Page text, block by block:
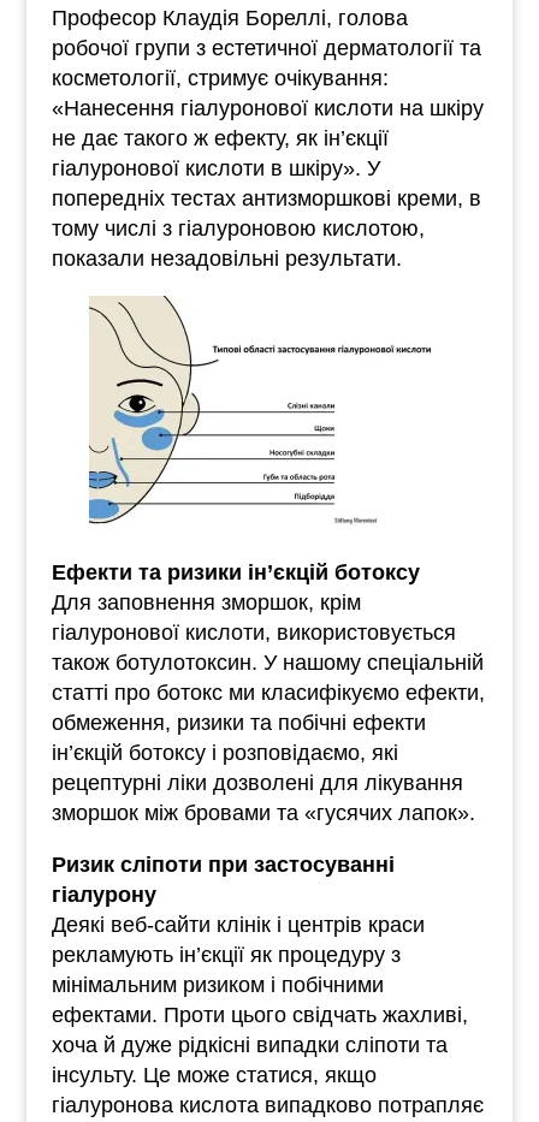
Професор Клаудія Бореллі, голова
робочої групи з естетичної дерматології та
косметології, стримує очікування:
«Нанесення гіалуронової кислоти на шкіру
не дає такого ж ефекту, як ін’єкції
гіалуронової кислоти в шкіру». У
попередніх тестах антизморшкові креми, в
тому числі з гіалуроновою кислотою,
показали незадовільні результати.
Ефекти та ризики ін’єкцій ботоксу
Для заповнення зморшок, крім
гіалуронової кислоти, використовується
також ботулотоксин. У нашому спеціальній
статті про ботокс ми класифікуємо ефекти,
обмеження, ризики та побічні ефекти
ін’єкцій ботоксу і розповідаємо, які
рецептурні ліки дозволені для лікування
зморшок між бровами та «гусячих лапок».
Ризик сліпоти при застосуванні
гіалурону
Деякі веб-сайти клінік і центрів краси
рекламують ін’єкції як процедуру з
мінімальним ризиком і побічними
ефектами. Проти цього свідчать жахливі,
хоча й дуже рідкісні випадки сліпоти та
інсульту. Це може статися, якщо
гіалуронова кислота випадково потрапляє